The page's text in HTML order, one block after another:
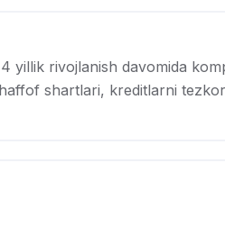
rivojlanish davomida
shartlari, kreditlarni